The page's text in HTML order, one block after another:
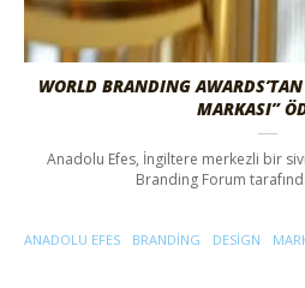
WORLD BRANDING
MARKASI”
Anadolu Efes, İngiltere merkezli bir
Branding Forum
ANADOLU EFES BRANDING DESIGN